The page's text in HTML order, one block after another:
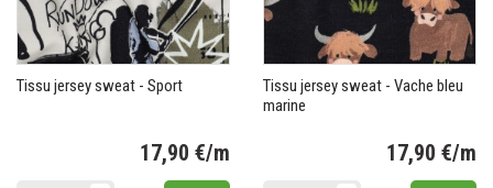
Tissu jersey sweat - Sport
17,90 €/m
Tissu jersey sweat - Vache bleu
marine
17,90 €/m